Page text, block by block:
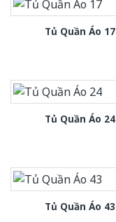
Tủ Quần Áo 17
Tủ Quần Áo 24
Tủ Quần Áo 43